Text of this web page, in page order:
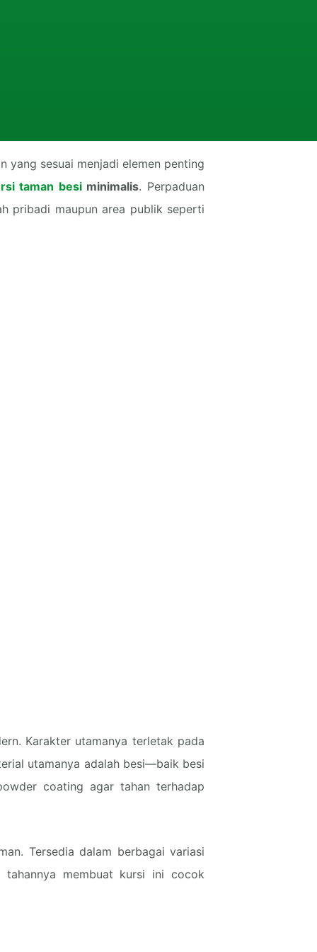
yang sesuai menjadi elemen penting
taman besiminimalis. Perpaduan
pribadi maupun area publik seperti
Karakter utamanya terletak pada
utamanya adalah besi—baik besi
coating agar tahan terhadap
Tersedia dalam berbagai variasi
membuat kursi ini cocok